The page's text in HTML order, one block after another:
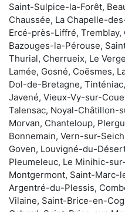
Saint-Sulpice-la-Forêt,
Chaussée, La Chapelle-
Ercé-près-Liffré,
Bazouges-la-Pérouse,
Thurial, Cherrueix, Le
Lamée, Gosné, Coësmes,
Dol-de-Bretagne,
Javené, Vieux-Vy-sur-
Talensac, Noyal-Châtillon-
Morvan, Chanteloup,
Bonnemain, Vern-sur-
Goven, Louvigné-du-
Pleumeleuc, Le Minihic-
Montgermont, Saint-Marc-
Argentré-du-Plessis,
Vilaine, Saint-Brice-en-